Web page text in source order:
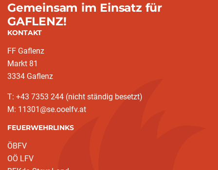
Gemeinsam im Einsatz für
GAFLENZ!
KONTAKT
FF Gaflenz
Markt 81
3334 Gaflenz
T: +43 7353 244 (nicht ständig besetzt)
M: 11301@se.ooelfv.at
FEUERWEHRLINKS
ÖBFV
OÖ LFV